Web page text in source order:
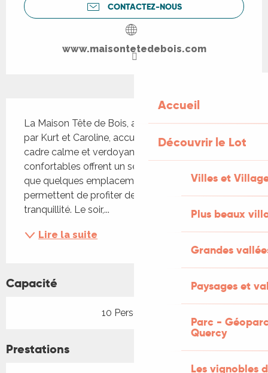
Accueil
Découvrir le Lot
Villes et
Plus beaux
Grandes
Paysages et
Parc -
Quercy
Les vignobles
CONTACTEZ-NOUS
www.maisontetedebois.com
La Maison Tête de Bois, ancienne ferme rénovée
par Kurt et Caroline, accueille ses hôtes dans un
cadre calme et verdoyant. Trois chambres
confortables offrent un séjour agréable, tandis
que quelques emplacements pour camping‑cars
permettent de profiter de la nature en toute
tranquillité. Le soir,...
Lire la suite
Capacité
10 Personne(s)
Prestations